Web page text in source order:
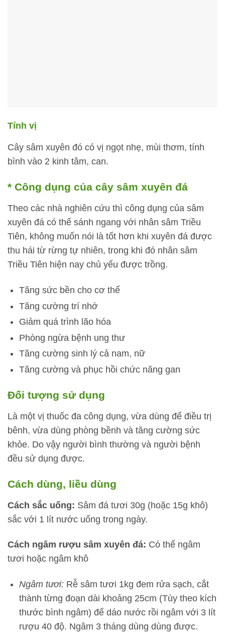
Tính vị
Cây sâm xuyên đó có vị ngọt nhẹ, mùi thơm, tính
bình vào 2 kinh tâm, can.
* Công dụng của cây sâm xuyên đá
Theo các nhà nghiên cứu thì công dụng của sâm
xuyên đá có thể sánh ngang với nhân sâm Triều
Tiên, không muốn nói là tốt hơn khi xuyên đá được
thu hái từ rừng tự nhiên, trong khi đó nhân sâm
Triều Tiên hiện nay chủ yếu được trồng.
Tăng sức bền cho cơ thể
Tăng cường trí nhớ
Giảm quá trình lão hóa
Phòng ngừa bệnh ung thư
Tăng cường sinh lý cả nam, nữ
Tăng cường và phục hồi chức năng gan
Đối tượng sử dụng
Là một vị thuốc đa công dụng, vừa dùng để điều trị
bênh, vừa dùng phòng bềnh và tăng cường sức
khỏe. Do vậy người bình thường và người bệnh
đều sử dụng được.
Cách dùng, liều dùng
Cách sắc uống: Sâm đá tươi 30g (hoặc 15g khô)
sắc với 1 lít nước uống trong ngày.
Cách ngâm rượu sâm xuyên đá: Có thể ngâm
tươi hoặc ngâm khô
Ngâm tươi:Rễ sâm tươi 1kg đem rửa sạch, cắt
thành từng đoạn dài khoảng 25cm (Tùy theo kích
thước bình ngâm) để dáo nước rồi ngâm với 3 lít
rượu 40 độ. Ngâm 3 tháng dùng dùng được.